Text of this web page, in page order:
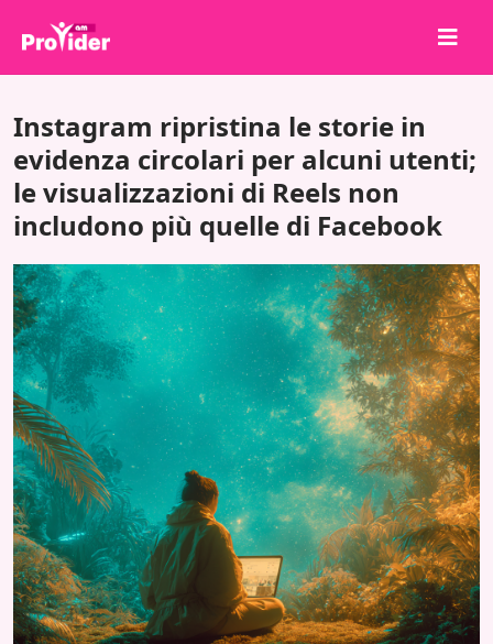
Chi siamo
Accedi
Iscriviti
Servizi
API
Termini
Blog
Instagram ripristina le storie in
evidenza circolari per alcuni utenti;
le visualizzazioni di Reels non
includono più quelle di Facebook